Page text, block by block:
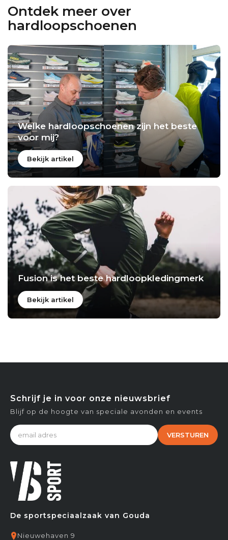
Ontdek meer over
hardloopschoenen
Welke hardloopschoenen zijn het beste
voor mij?
Bekijk artikel
Fusion is het beste hardloopkledingmerk
Bekijk artikel
De sportspeciaalzaak van Gouda
Nieuwehaven 9
Schrijf je in voor onze nieuwsbrief
Blijf op de hoogte van speciale avonden en events
VERSTUREN